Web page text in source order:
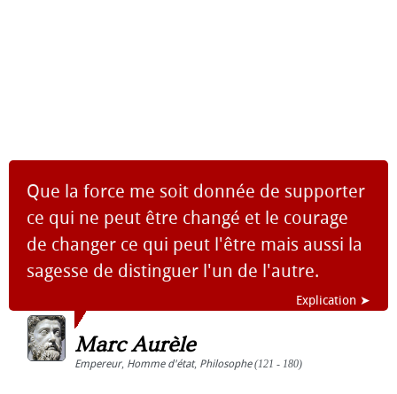
Que la force me soit donnée de supporter
ce qui ne peut être changé et le courage
de changer ce qui peut l'être mais aussi la
sagesse de distinguer l'un de l'autre.
Explication ➤
Marc Aurèle
Empereur, Homme d'état, Philosophe(121 - 180)